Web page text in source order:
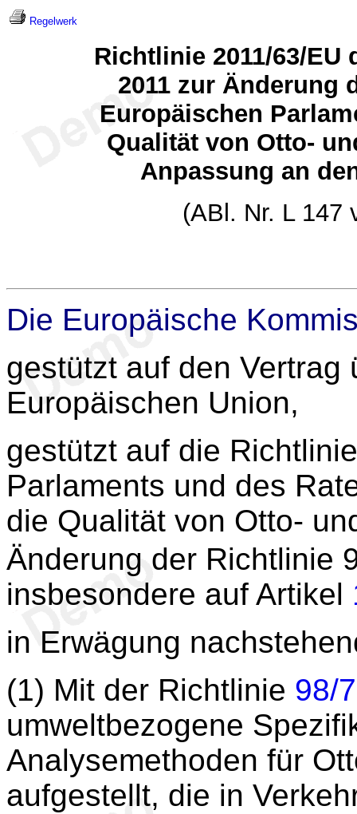
Regelwerk
Richtlinie 2011/63/
2011 zur Änderung
Europäischen
Qualität von Otto-
Anpassung an
(ABl. Nr. L 147
Die Europäische
gestützt auf den Vertrag
Europäischen Union,
gestützt auf die
Parlaments und des
die Qualität von Otto-
Änderung der Richtlinie
insbesondere auf Artikel
in Erwägung
(1) Mit der Richtlinie 98/
umweltbezogene
Analysemethoden für
aufgestellt, die in